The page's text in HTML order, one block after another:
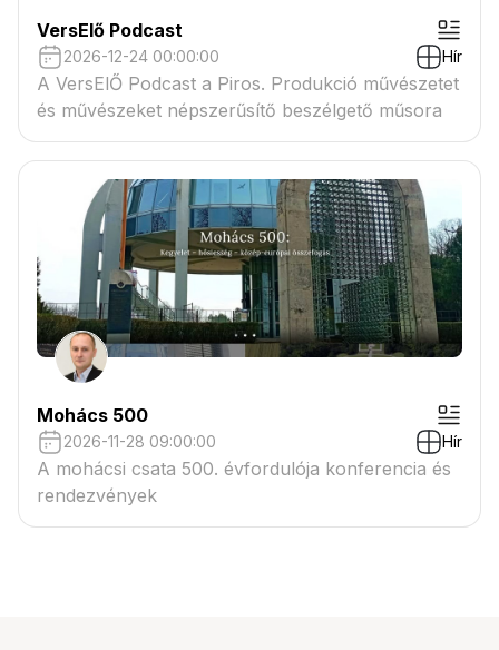
VersElő Podcast
2026-12-24 00:00:00 Hír
A VersElŐ Podcast a Piros. Produkció művészetet
és művészeket népszerűsítő beszélgető műsora
Mohács 500
2026-11-28 09:00:00 Hír
A mohácsi csata 500. évfordulója konferencia és
rendezvények